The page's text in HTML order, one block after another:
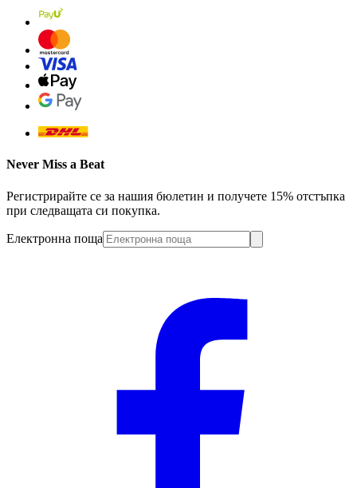
Never Miss a Beat
Регистрирайте се за нашия бюлетин и получете 15% отстъпка
при следващата си покупка.
Електронна поща